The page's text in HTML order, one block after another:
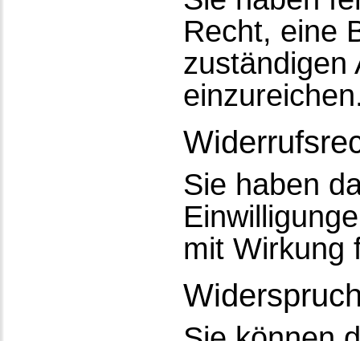
Recht, eine
zuständigen
Sie haben
mit Wirkung